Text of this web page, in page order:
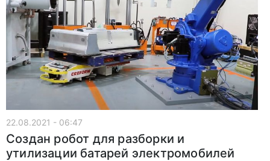
22.08.2021 - 06:47
Создан робот для разборки и
утилизации батарей электромобилей